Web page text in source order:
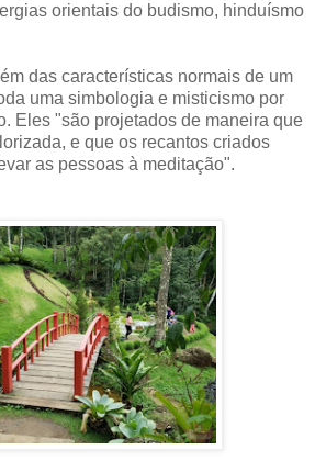
orientais do budismo, hinduísmo
das características normais de um
uma simbologia e misticismo por
Eles "são projetados de maneira que
e que os recantos criados
as pessoas à meditação".